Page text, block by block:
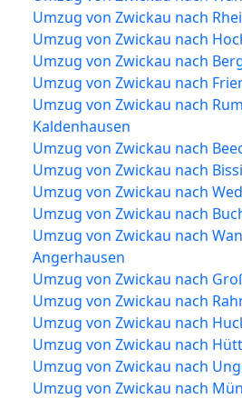
Umzug von Zwickau nach
Umzug von Zwickau nach
Umzug von Zwickau nach
Umzug von Zwickau nach
Umzug von Zwickau nach
Kaldenhausen
Umzug von Zwickau nach
Umzug von Zwickau nach
Umzug von Zwickau nach
Umzug von Zwickau nach
Umzug von Zwickau nach
Angerhausen
Umzug von Zwickau nach
Umzug von Zwickau nach
Umzug von Zwickau nach
Umzug von Zwickau nach
Umzug von Zwickau nach
Umzug von Zwickau nach